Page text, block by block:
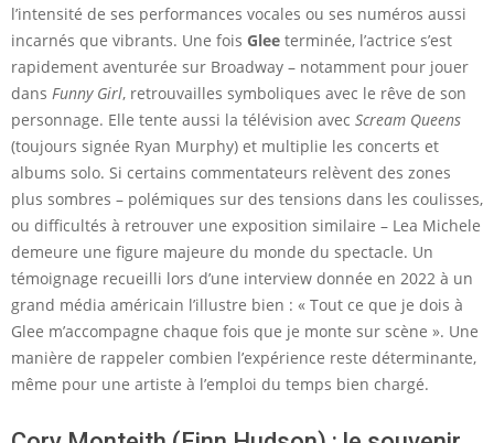
l’intensité de ses performances vocales ou ses numéros aussi
incarnés que vibrants. Une fois Glee terminée, l’actrice s’est
rapidement aventurée sur Broadway – notamment pour jouer
dans Funny Girl, retrouvailles symboliques avec le rêve de son
personnage. Elle tente aussi la télévision avec Scream Queens
(toujours signée Ryan Murphy) et multiplie les concerts et
albums solo. Si certains commentateurs relèvent des zones
plus sombres – polémiques sur des tensions dans les coulisses,
ou difficultés à retrouver une exposition similaire – Lea Michele
demeure une figure majeure du monde du spectacle. Un
témoignage recueilli lors d’une interview donnée en 2022 à un
grand média américain l’illustre bien : « Tout ce que je dois à
Glee m’accompagne chaque fois que je monte sur scène ». Une
manière de rappeler combien l’expérience reste déterminante,
même pour une artiste à l’emploi du temps bien chargé.